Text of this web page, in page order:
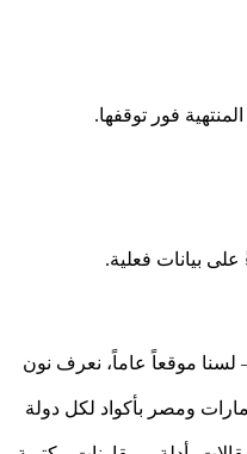
فور توقفها.
على بيانات فعلية.
موقعاً عاماً، نعرف نون
ومصر بأكواد لكل دولة